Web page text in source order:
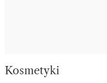
Kosmetyki